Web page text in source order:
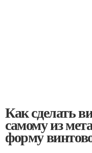
Как сделать
самому из
форму